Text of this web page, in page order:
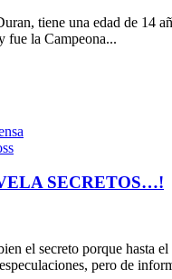
tiene una edad de 14
fue la Campeona...
SECRETOS…!
el secreto porque hasta
pero de